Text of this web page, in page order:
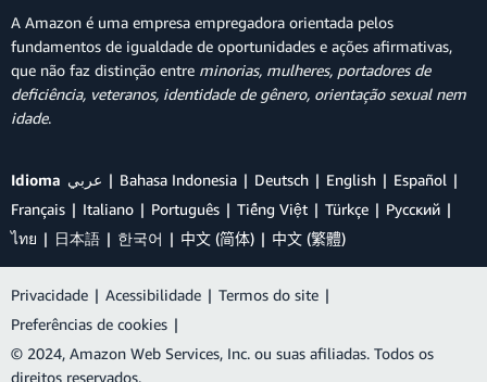
A Amazon é uma empresa empregadora orientada pelos
fundamentos de igualdade de oportunidades e ações afirmativas,
que não faz distinção entre minorias, mulheres, portadores de
deficiência, veteranos, identidade de gênero, orientação sexual nem
idade.
Idioma عربي Bahasa Indonesia Deutsch English
Español
Français
Italiano Português Tiếng Việt Türkçe
Ρусский
ไทย
日本語 한국어 中文 (简体) 中文 (繁體)
Privacidade | Acessibilidade | Termos do site |
Preferências de cookies |
© 2024, Amazon Web Services, Inc. ou suas afiliadas. Todos os
direitos reservados.